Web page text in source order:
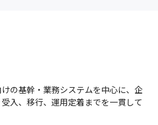
の基幹・業務システムを中心に、企
入、移行、運用定着までを一貫して